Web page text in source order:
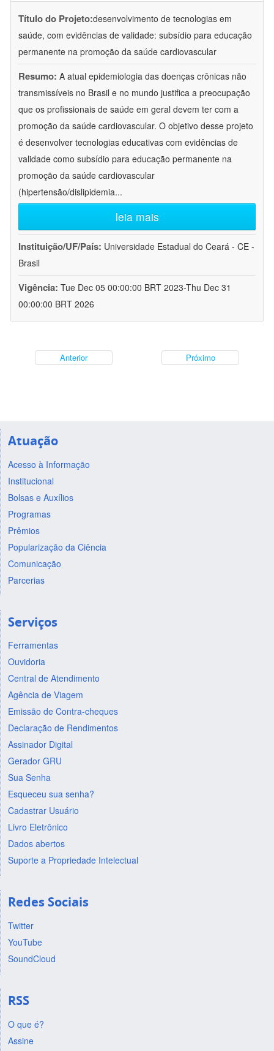
Título do Projeto:desenvolvimento de tecnologias em
saúde, com evidências de validade: subsídio para educação
permanente na promoção da saúde cardiovascular
Resumo: A atual epidemiologia das doenças crônicas não
transmissíveis no Brasil e no mundo justifica a preocupação
que os profissionais de saúde em geral devem ter com a
promoção da saúde cardiovascular. O objetivo desse projeto
é desenvolver tecnologias educativas com evidências de
validade como subsídio para educação permanente na
promoção da saúde cardiovascular
(hipertensão/dislipidemia...
leia mais
Instituição/UF/País: Universidade Estadual do Ceará - CE -
Brasil
Vigência: Tue Dec 05 00:00:00 BRT 2023-Thu Dec 31
00:00:00 BRT 2026
Anterior Próximo
Atuação
Acesso à Informação
Institucional
Bolsas e Auxílios
Programas
Prêmios
Popularização da Ciência
Comunicação
Parcerias
Serviços
Ferramentas
Ouvidoria
Central de Atendimento
Agência de Viagem
Emissão de Contra-cheques
Declaração de Rendimentos
Assinador Digital
Gerador GRU
Sua Senha
Esqueceu sua senha?
Cadastrar Usuário
Livro Eletrônico
Dados abertos
Suporte a Propriedade Intelectual
Redes Sociais
Twitter
YouTube
SoundCloud
RSS
O que é?
Assine